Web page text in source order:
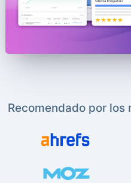
Recomendado por los